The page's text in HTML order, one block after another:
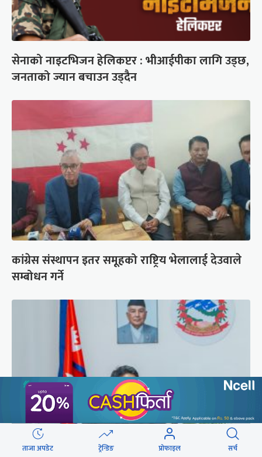
सेनाको नाइटभिजन हेलिकप्टर : भीआईपीका लागि उड्छ,
जनताको ज्यान बचाउन उड्दैन
कांग्रेस संस्थापन इतर समूहको राष्ट्रिय भेलालाई देउवाले
सम्बोधन गर्ने
ताजा अपडेट ट्रेन्डिङ प्रोफाइल सर्च